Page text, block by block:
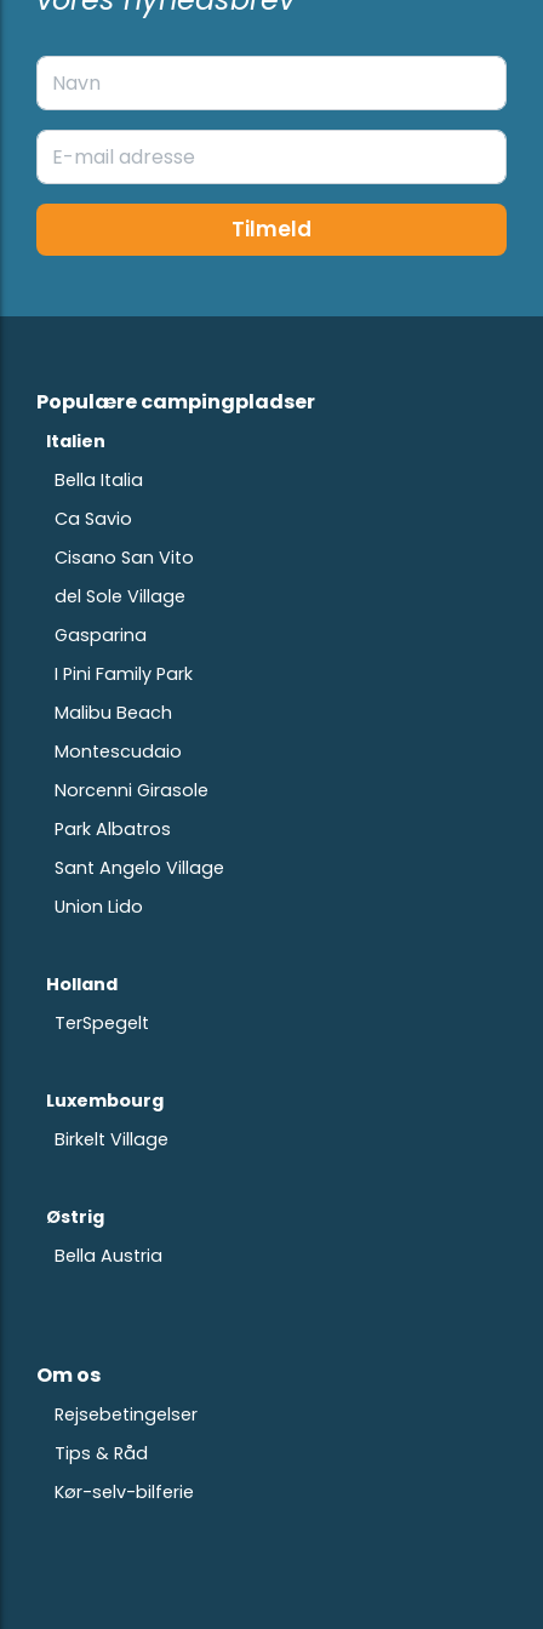
Tilmeld
Populære campingpladser
Italien
Bella Italia
Ca Savio
Cisano San Vito
del Sole Village
Gasparina
I Pini Family Park
Malibu Beach
Montescudaio
Norcenni Girasole
Park Albatros
Sant Angelo Village
Union Lido
Holland
TerSpegelt
Luxembourg
Birkelt Village
Østrig
Bella Austria
Om os
Rejsebetingelser
Tips & Råd
Kør-selv-bilferie